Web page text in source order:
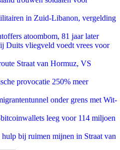
in Zuid-Libanon, vergelding
atoombom, 81 jaar later
Duits vliegveld voedt vrees voor
Straat van Hormuz, VS
provocatie 250% meer
onder grens met Wit-
leeg voor 114 miljoen
bij ruimen mijnen in Straat van